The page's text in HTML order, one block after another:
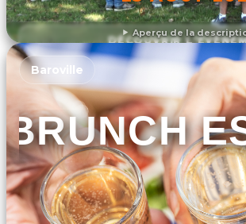
Aperçu de la
DÉCOUVRIR
Baroville
BRUNCH